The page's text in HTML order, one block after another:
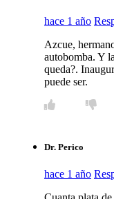
hace 1 año
Azcue,
autobomba. Y
queda?.
puede ser.
Dr. Perico
hace 1 año